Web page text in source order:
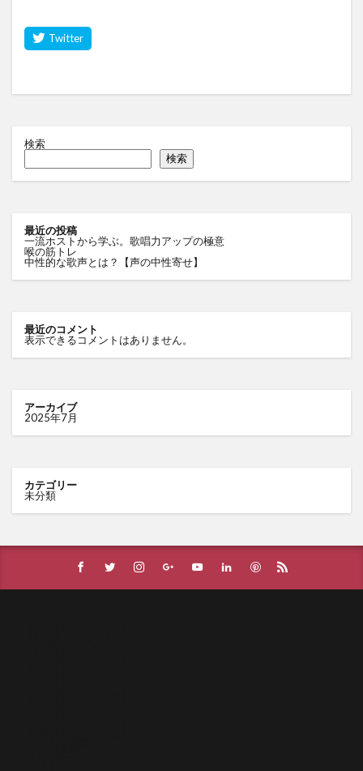
検索
検索
最近の投稿
一流ホストから学ぶ。歌唱力アップの極意
喉の筋トレ
中性的な歌声とは？【声の中性寄せ】
最近のコメント
表示できるコメントはありません。
アーカイブ
2025年7月
カテゴリー
未分類